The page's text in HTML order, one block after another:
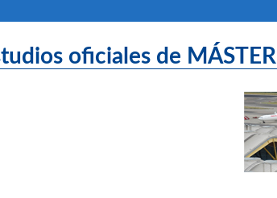
oficiales de MÁSTER